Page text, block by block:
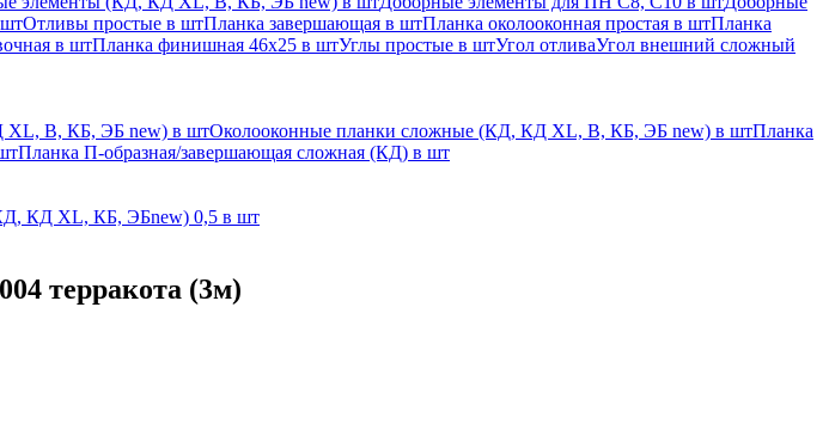
Отливы простые в штПланка завершающая в штПланка околооконная простая в штПланка
в штПланка финишная 46х25 в штУглы простые в штУгол отливаУгол внешний сложный
XL, В, КБ, ЭБ new) в штОколооконные планки сложные (КД, КД XL, В, КБ, ЭБ new) в штПланка
Планка П-образная/завершающая сложная (КД) в шт
КД XL, КБ, ЭБnew) 0,5 в шт
терракота (3м)